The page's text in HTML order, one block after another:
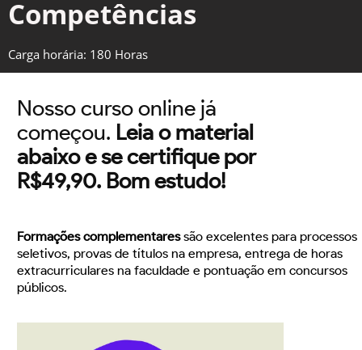
Competências
Carga horária: 180 Horas
Nosso curso online já
começou. Leia o material
abaixo e se certifique por
R$49,90. Bom estudo!
Formações complementaressão excelentes para processos
seletivos, provas de títulos na empresa, entrega de horas
extracurriculares na faculdade e pontuação em concursos
públicos.